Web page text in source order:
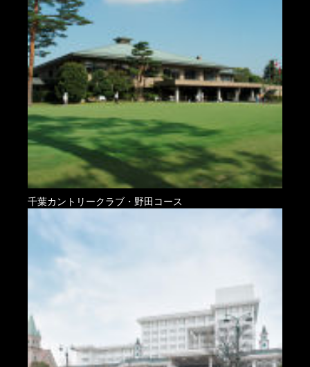
千葉カントリークラブ・野田コース